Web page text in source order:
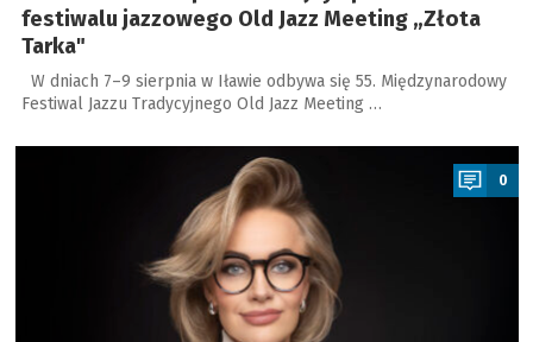
festiwalu jazzowego Old Jazz Meeting „Złota
Tarka"
W dniach 7–9 sierpnia w Iławie odbywa się 55. Międzynarodowy
Festiwal Jazzu Tradycyjnego Old Jazz Meeting …
a
0